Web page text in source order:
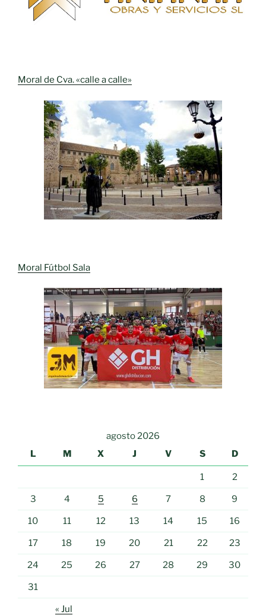
Moral de Cva. «calle a calle»
Moral Fútbol Sala
agosto 2026
L
M X J V S D
1 2
3 4 5 6 7 8 9
10 11 12 13 14 15 16
17 18 19 20 21 22 23
24 25 26 27 28 29 30
31
« Jul